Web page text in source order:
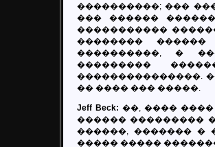
����������; ���
��� ������
�����������
��������
����������, �
���������
���������������.
�� ���� ��� �����.
Jeff Beck: ��, ����
������ ���������
������, ������� �
����� �����